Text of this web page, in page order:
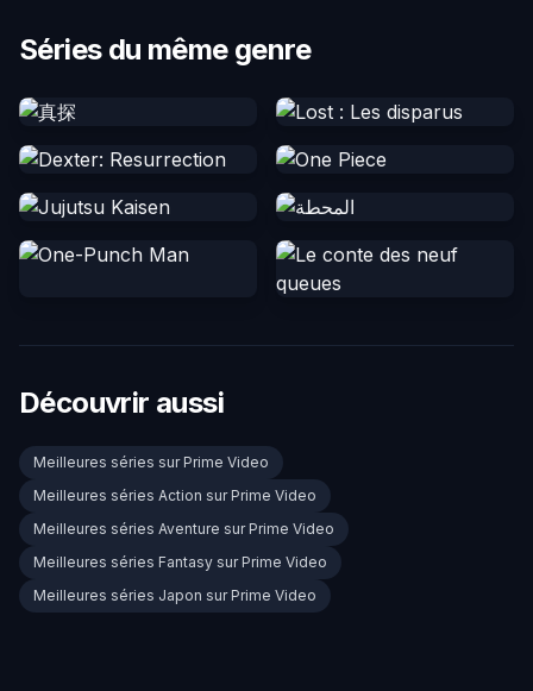
Séries du même genre
Découvrir aussi
Meilleures séries sur Prime Video
Meilleures séries Action sur Prime Video
Meilleures séries Aventure sur Prime Video
Meilleures séries Fantasy sur Prime Video
Meilleures séries Japon sur Prime Video